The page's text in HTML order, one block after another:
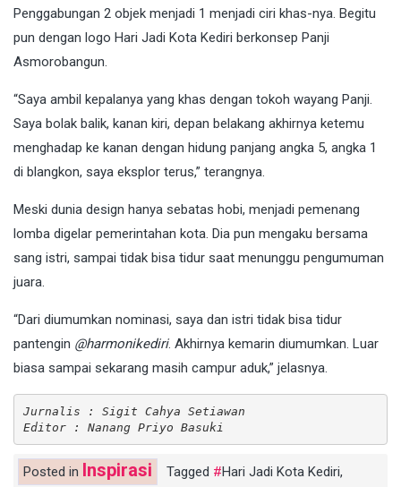
Penggabungan 2 objek menjadi 1 menjadi ciri khas-nya. Begitu
pun dengan logo Hari Jadi Kota Kediri berkonsep Panji
Asmorobangun.
“Saya ambil kepalanya yang khas dengan tokoh wayang Panji.
Saya bolak balik, kanan kiri, depan belakang akhirnya ketemu
menghadap ke kanan dengan hidung panjang angka 5, angka 1
di blangkon, saya eksplor terus,” terangnya.
Meski dunia design hanya sebatas hobi, menjadi pemenang
lomba digelar pemerintahan kota. Dia pun mengaku bersama
sang istri, sampai tidak bisa tidur saat menunggu pengumuman
juara.
“Dari diumumkan nominasi, saya dan istri tidak bisa tidur
pantengin @harmonikediri. Akhirnya kemarin diumumkan. Luar
biasa sampai sekarang masih campur aduk,” jelasnya.
Jurnalis : Sigit Cahya Setiawan
Editor : Nanang Priyo Basuki
Posted in Inspirasi Tagged Hari Jadi Kota Kediri,